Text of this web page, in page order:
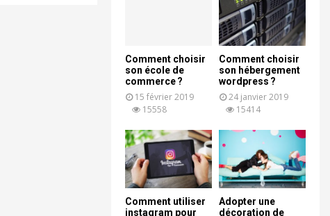
Comment choisir
son école de
commerce ?
15 février 2019
15558
Comment choisir
son hébergement
wordpress ?
24 janvier 2019
15414
Comment utiliser
instagram pour
Adopter une
décoration de